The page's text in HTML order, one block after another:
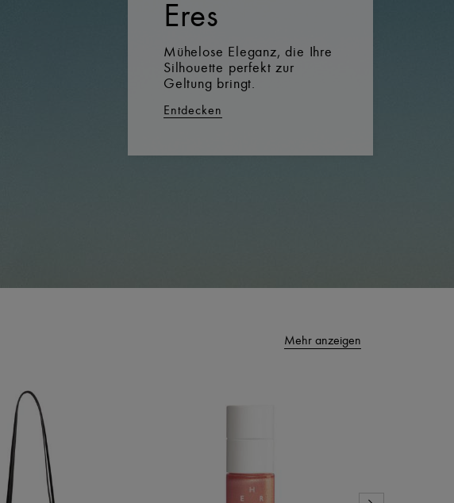
Eres
Mühelose Eleganz, die Ihre
Silhouette perfekt zur
Geltung bringt.
Entdecken
Mehr anzeigen